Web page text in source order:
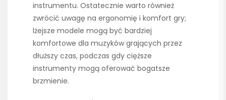
instrumentu. Ostatecznie warto również
zwrócić uwagę na ergonomię i komfort gry;
lżejsze modele mogą być bardziej
komfortowe dla muzyków grających przez
dłuższy czas, podczas gdy cięższe
instrumenty mogą oferować bogatsze
brzmienie.